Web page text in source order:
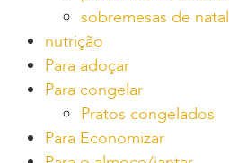
sobremesas de natal
nutrição
Para adoçar
Para congelar
Pratos congelados
Para Economizar